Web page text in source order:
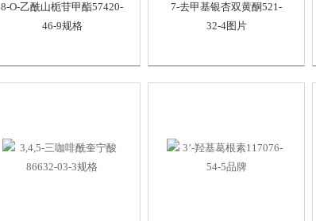
8-O-乙酰山栀苷甲酯57420-
46-9规格
7-去甲基银杏双黄酮521-
32-4图片